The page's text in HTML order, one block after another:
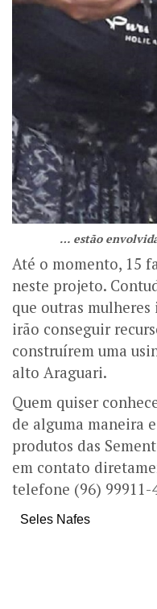
… estão
Até o momento, 15
neste projeto.
que outras
irão conseguir
construírem uma
alto Araguari.
Quem quiser
de alguma maneira
produtos das
em contato
telefone (96) 99911-
Seles Nafes